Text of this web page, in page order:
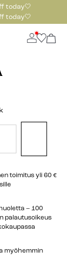
today🤍
today🤍
toimitus yli 60 €
– 100
palautusoikeus
myöhemmin